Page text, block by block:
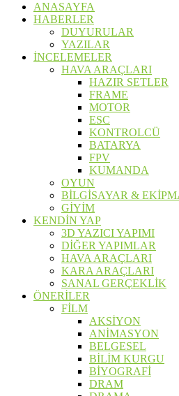
ANASAYFA
HABERLER
DUYURULAR
YAZILAR
İNCELEMELER
HAVA ARAÇLARI
HAZIR SETLER
FRAME
MOTOR
ESC
KONTROLCÜ
BATARYA
FPV
KUMANDA
OYUN
BİLGİSAYAR &
GİYİM
KENDİN YAP
3D YAZICI YAPIMI
DİĞER YAPIMLAR
HAVA ARAÇLARI
KARA ARAÇLARI
SANAL GERÇEKLİK
ÖNERİLER
FİLM
AKSİYON
ANİMASYON
BELGESEL
BİLİM KURGU
BİYOGRAFİ
DRAM